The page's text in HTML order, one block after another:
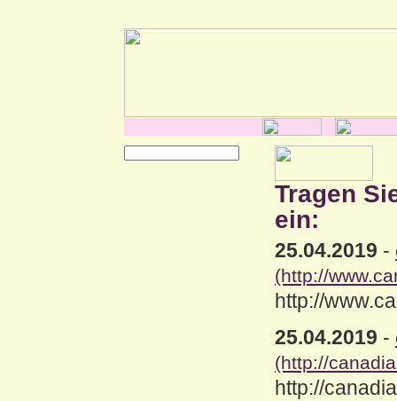
Tragen
ein:
25.04.2019 -
(http://
http://
25.04.2019 -
(http://
http://